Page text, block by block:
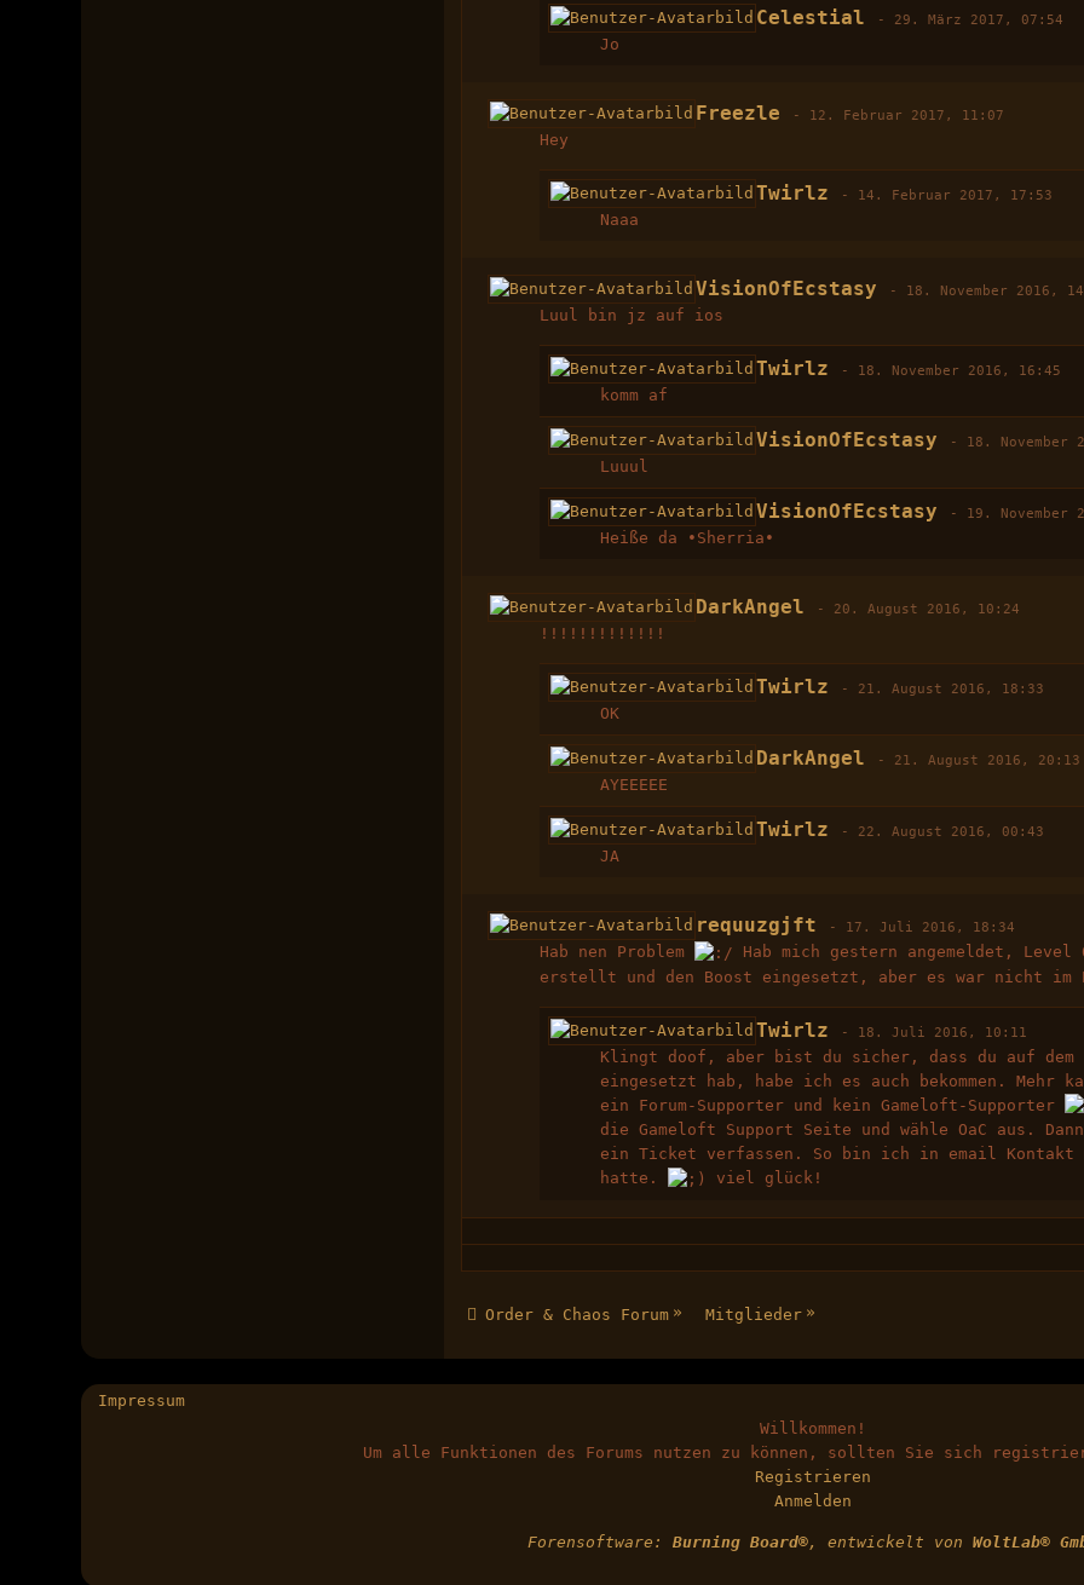
Celestial - 29. März 2017, 07:54
Jo
Freezle - 12. Februar 2017, 11:07
Hey
Twirlz - 14. Februar 2017, 17:53
Naaa
VisionOfEcstasy - 18. November 2016,
Luul bin jz auf ios
Twirlz - 18. November 2016, 16:45
komm af
VisionOfEcstasy - 18. November
Luuul
VisionOfEcstasy - 19. November
Heiße da •Sherria•
DarkAngel - 20. August 2016, 10:24
!!!!!!!!!!!!!
Twirlz - 21. August 2016, 18:33
OK
DarkAngel - 21. August 2016, 20:13
AYEEEEE
Twirlz - 22. August 2016, 00:43
JA
requuzgjft - 17. Juli 2016, 18:34
Hab nen Problem
Hab mich gestern angemeldet,
erstellt und den Boost eingesetzt, aber es war nicht im
Twirlz - 18. Juli 2016, 10:11
Klingt doof, aber bist du sicher, dass du auf dem
eingesetzt hab, habe ich es auch bekommen.
ein Forum-Supporter und kein Gameloft-Supporter
die Gameloft Support Seite und wähle OaC aus.
ein Ticket verfassen. So bin ich in email Kontakt
hatte.
viel glück!
Order & Chaos Forum » Mitglieder »
Impressum
Willkommen!
Um alle Funktionen des Forums nutzen zu können, sollten Sie sich
Registrieren
Anmelden
Forensoftware: Burning Board®, entwickelt von WoltLab®